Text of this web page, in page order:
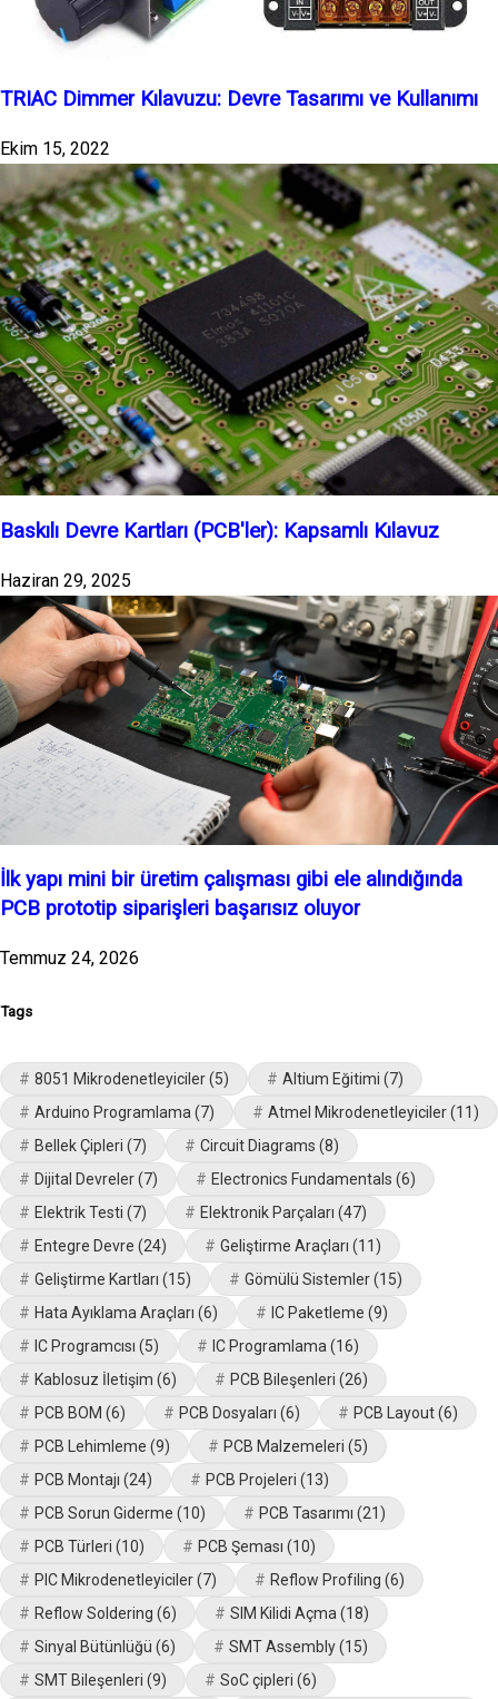
TRIAC Dimmer Kılavuzu: Devre Tasarımı ve Kullanımı
Ekim 15, 2022
Baskılı Devre Kartları (PCB'ler): Kapsamlı Kılavuz
Haziran 29, 2025
İlk yapı mini bir üretim çalışması gibi ele alındığında
PCB prototip siparişleri başarısız oluyor
Temmuz 24, 2026
Tags
8051 Mikrodenetleyiciler(5) Altium Eğitimi (7)
Arduino Programlama(7) Atmel Mikrodenetleyiciler(11)
Bellek Çipleri (7) Circuit Diagrams (8)
Dijital Devreler(7) Electronics Fundamentals (6)
Elektrik Testi (7) Elektronik Parçaları (47)
Entegre Devre (24) Geliştirme Araçları (11)
Geliştirme Kartları (15) Gömülü Sistemler(15)
Hata Ayıklama Araçları (6) IC Paketleme (9)
IC Programcısı (5) IC Programlama(16)
Kablosuz İletişim (6) PCB Bileşenleri (26)
PCB BOM (6) PCB Dosyaları (6) PCB Layout(6)
PCB Lehimleme (9) PCB Malzemeleri (5)
PCB Montajı (24) PCB Projeleri (13)
PCB Sorun Giderme (10) PCB Tasarımı (21)
PCB Türleri (10) PCB Şeması (10)
PIC Mikrodenetleyiciler(7) Reflow Profiling (6)
Reflow Soldering (6) SIM Kilidi Açma(18)
Sinyal Bütünlüğü (6) SMT Assembly(15)
SMT Bileşenleri (9) SoC çipleri (6)